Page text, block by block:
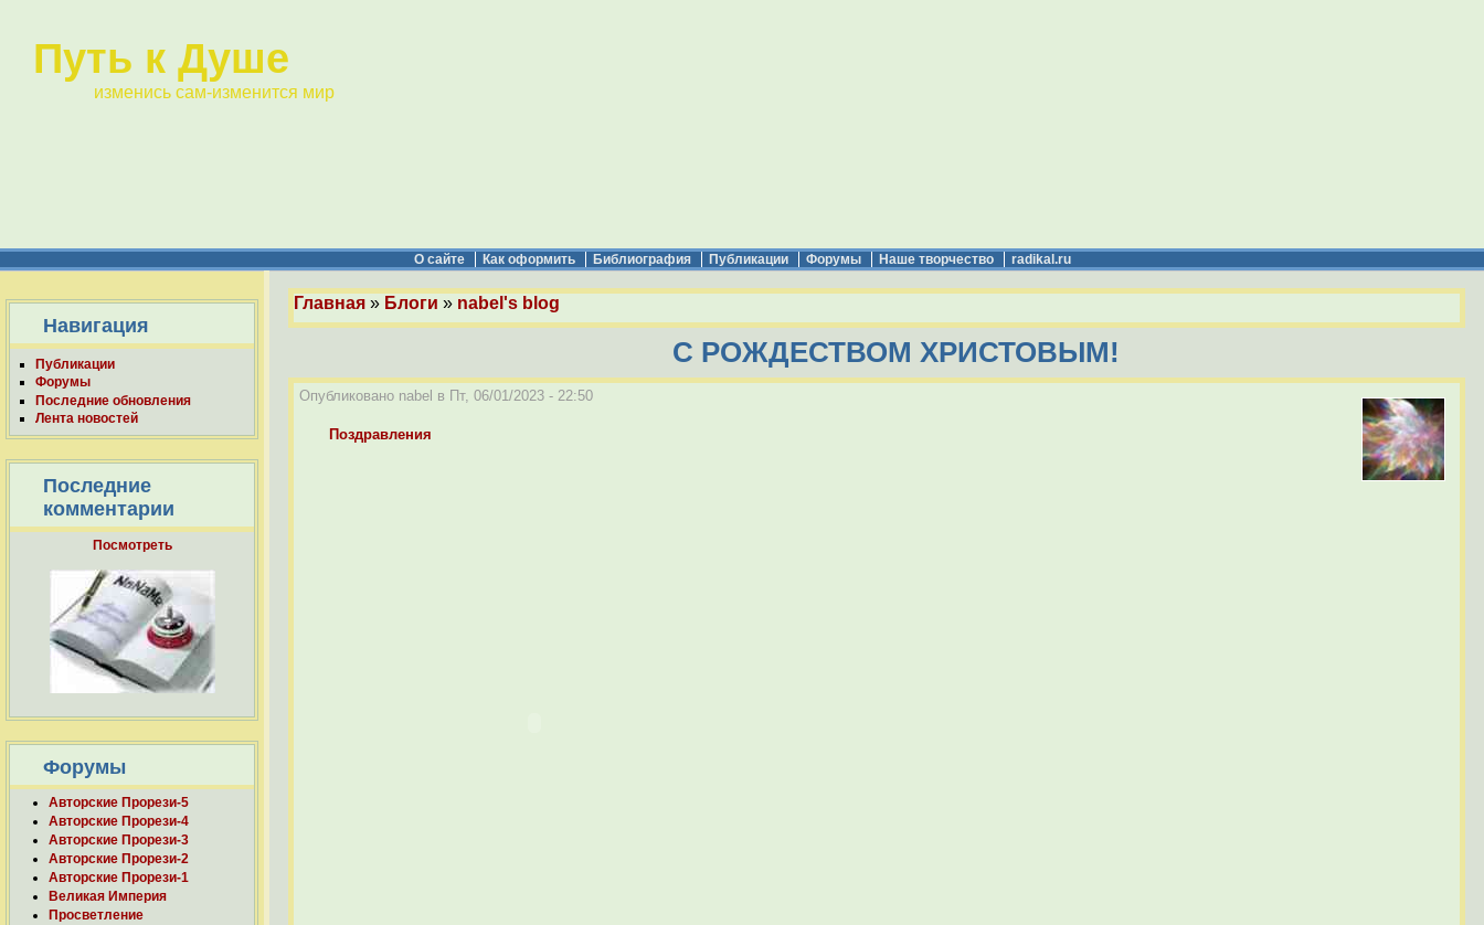
Путь к Душе
изменись сам-изменится мир
О сайте Как оформить Библиография Публикации Форумы Наше творчество radikal.ru
Навигация
Публикации
Форумы
Последние обновления
Лента новостей
Последние
комментарии
Посмотреть
Форумы
Авторские Прорези-5
Авторские Прорези-4
Авторские Прорези-3
Авторские Прорези-2
Авторские Прорези-1
Великая Империя
Просветление
Главная » Блоги » nabel's blog
С РОЖДЕСТВОМ ХРИСТОВЫМ!
Опубликовано nabel в Пт, 06/01/2023 - 22:50
Поздравления